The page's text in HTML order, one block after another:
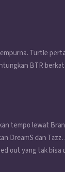
Turtle
BTR
tempo lewat
DreamS dan
out yang tak bisa